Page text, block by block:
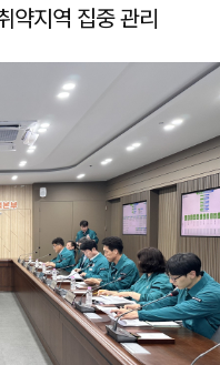
약지역 집중 관리